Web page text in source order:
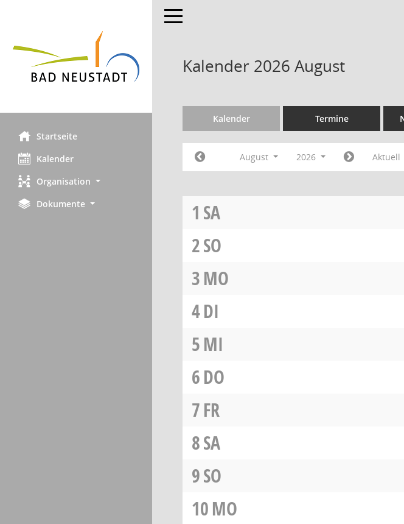
Startseite
Kalender
Organisation
Dokumente
Toggle navigation
Kalender 2026 August
Kalender Termine
August 2026 Aktuell
1 SA
2SO
3MO
4DI
5MI
6DO
7FR
8SA
9SO
10MO